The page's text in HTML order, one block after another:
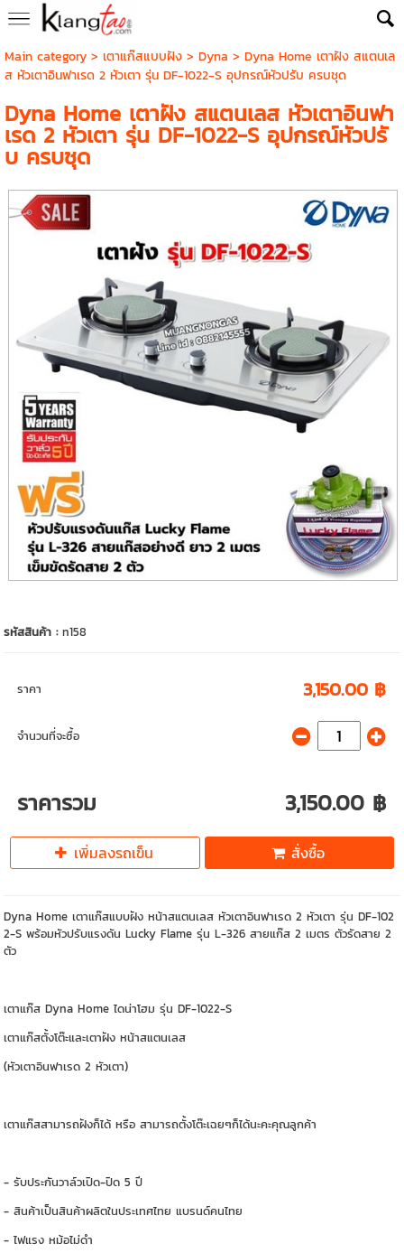
Main category> เตาแก๊สแบบฝัง> Dyna > Dyna Home เตาฝัง สแตนเล
ส หัวเตาอินฟาเรด 2 หัวเตา รุ่น DF-1022-S อุปกรณ์หัวปรับ ครบชุด
Dyna Home เตาฝัง สแตนเลส หัวเตาอินฟา
เรด 2 หัวเตา รุ่น DF-1022-S อุปกรณ์หัวปรั
บ ครบชุด
รหัสสินค้า :n158
ราคา 3,150.00 ฿
จำนวนที่จะซื้อ
ราคารวม 3,150.00 ฿
เพิ่มลงรถเข็น สั่งซื้อ
Dyna Home เตาแก๊สแบบฝัง หน้าสแตนเลส หัวเตาอินฟาเรด 2 หัวเตา รุ่น DF-102
2-S พร้อมหัวปรับแรงดัน Lucky Flame รุ่น L-326 สายแก๊ส 2 เมตร ตัวรัดสาย 2
ตัว
เตาแก๊ส Dyna Home ไดน่าโฮม รุ่น DF-1022-S
เตาแก๊สตั้งโต๊ะและเตาฝัง หน้าสแตนเลส
(หัวเตาอินฟาเรด 2 หัวเตา)
เตาแก๊สสามารถฝังก็ได้ หรือ สามารถตั้งโต๊ะเฉยๆก็ได้นะคะคุณลูกค้า
- รับประกันวาล์วเปิด-ปิด 5 ปี
- สินค้าเป็นสินค้าผลิตในประเทศไทย แบรนด์คนไทย
- ไฟแรง หม้อไม่ดำ